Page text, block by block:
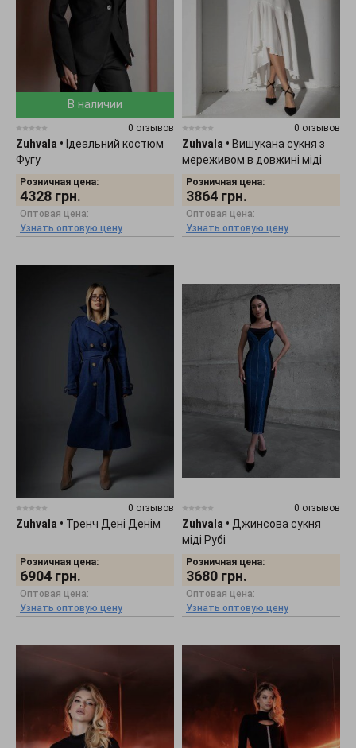
В наличии
0 отзывов
Zuhvala • Ідеальний костюм
Фугу
Розничная цена:
4328 грн.
Оптовая цена:
Узнать оптовую цену
0 отзывов
Zuhvala • Вишукана сукня з
мереживом в довжині міді
Іллаха
Розничная цена:
3864 грн.
Оптовая цена:
Узнать оптовую цену
0 отзывов
Zuhvala • Тренч Дені Денім
Розничная цена:
6904 грн.
Оптовая цена:
Узнать оптовую цену
0 отзывов
Zuhvala • Джинсова сукня
міді Рубі
Розничная цена:
3680 грн.
Оптовая цена:
Узнать оптовую цену